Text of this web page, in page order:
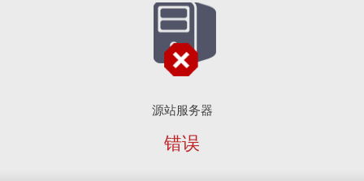
源站服务器
错误